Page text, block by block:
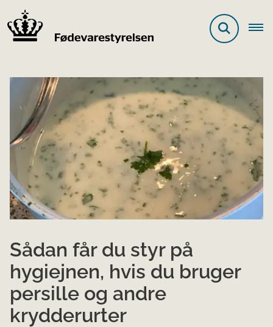
Sådan får du styr på
hygiejnen, hvis du bruger
persille og andre
krydderurter